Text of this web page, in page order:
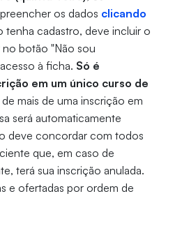
os dados clicando
tenha cadastro, deve incluir o
no botão "Não sou
à ficha. Só é
em um único curso de
mais de uma inscrição em
será automaticamente
deve concordar com todos
que, em caso de
terá sua inscrição anulada.
e ofertadas por ordem de